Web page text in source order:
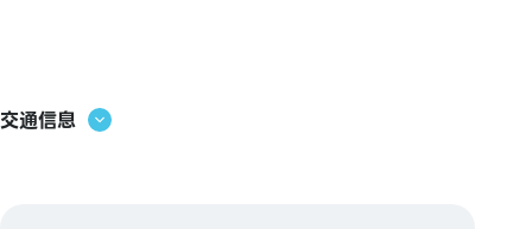
交通信息